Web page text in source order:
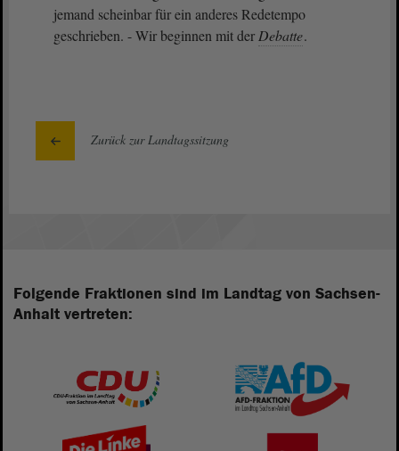
jemand scheinbar für ein anderes Redetempo
geschrieben. - Wir beginnen mit der Debatte.
Zurück zur Landtagssitzung
Folgende Fraktionen sind im Landtag von Sachsen-
Anhalt vertreten: